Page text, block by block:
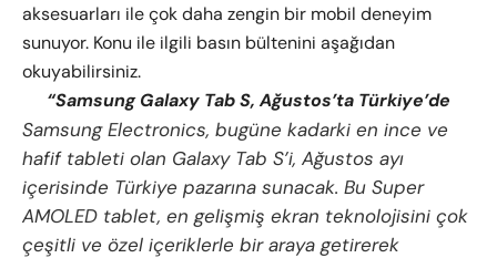
aksesuarları ile çok daha zengin bir mobil deneyim
sunuyor. Konu ile ilgili basın bültenini aşağıdan
okuyabilirsiniz.
“Samsung Galaxy Tab S, Ağustos’ta Türkiye’de
Samsung Electronics, bugüne kadarki en ince ve
hafif tableti olan Galaxy Tab S’i, Ağustos ayı
içerisinde Türkiye pazarına sunacak. Bu Super
AMOLED tablet, en gelişmiş ekran teknolojisini çok
çeşitli ve özel içeriklerle bir araya getirerek